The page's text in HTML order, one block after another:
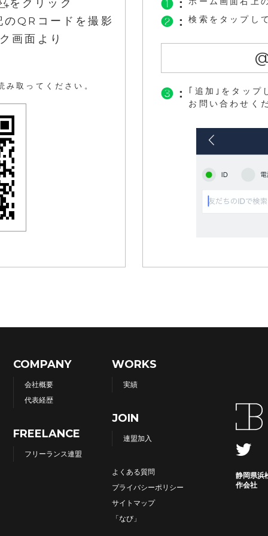
をクリック
QRコードを撮影
画面より
取ってください。
❶ ：
❷ ：検索をタップし
❸ ：
｢追加｣をタップ
お問い合わせく
COMPANY
会社概要
代表経歴
FREELANCE
フリーランス連盟
WORKS
実績
JOIN
連盟加入
よくある質問
プライバシーポリシー
サイトマップ
「なび」
静岡県浜
作会社